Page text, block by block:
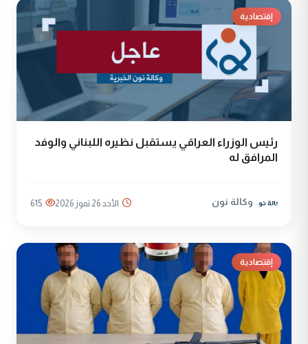
إقتصادية
رئيس الوزراء العراقي يستقبل نظيره اللبناني والوفد
المرافق له
وكالة نون الأحد 26 تموز 2026 615
إقتصادية